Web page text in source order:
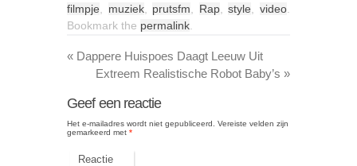
filmpje
muziek, prutsfm Rap,style ,video
Bookmark the permalink
« Dappere Huispoes Daagt Leeuw Uit
Extreem Realistische Robot Baby’s »
Geef een reactie
Het e-mailadres wordt niet gepubliceerd.
Vereiste velden zijn
gemarkeerd met *
Reactie